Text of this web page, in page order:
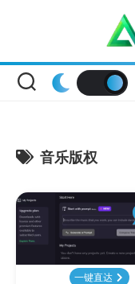
音乐版权
一键直达